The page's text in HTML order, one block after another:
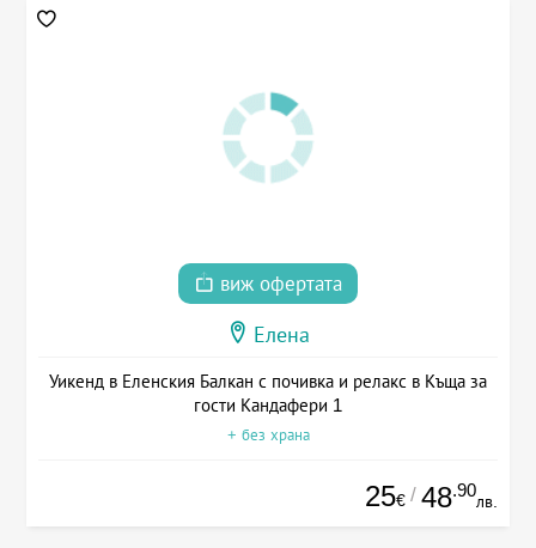
виж офертата
Елена
Уикенд в Еленския Балкан с почивка и релакс в Къща за
гости Кандафери 1
+ без храна
25€ / 48.90
лв.